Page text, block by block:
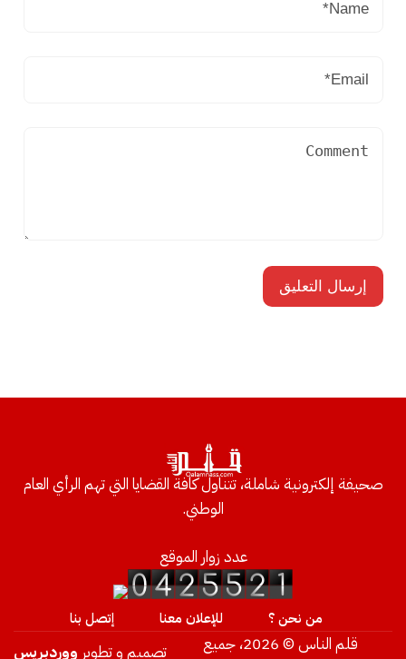
صحيفة إلكترونية شاملة، تتناول كافة القضايا التي تهم الرأي العام
الوطني.
عدد زوار الموقع
من نحن ؟ للإعلان معنا إتصل بنا
قلم الناس © 2026، جميع
تصميم و تطوير ووردبريس